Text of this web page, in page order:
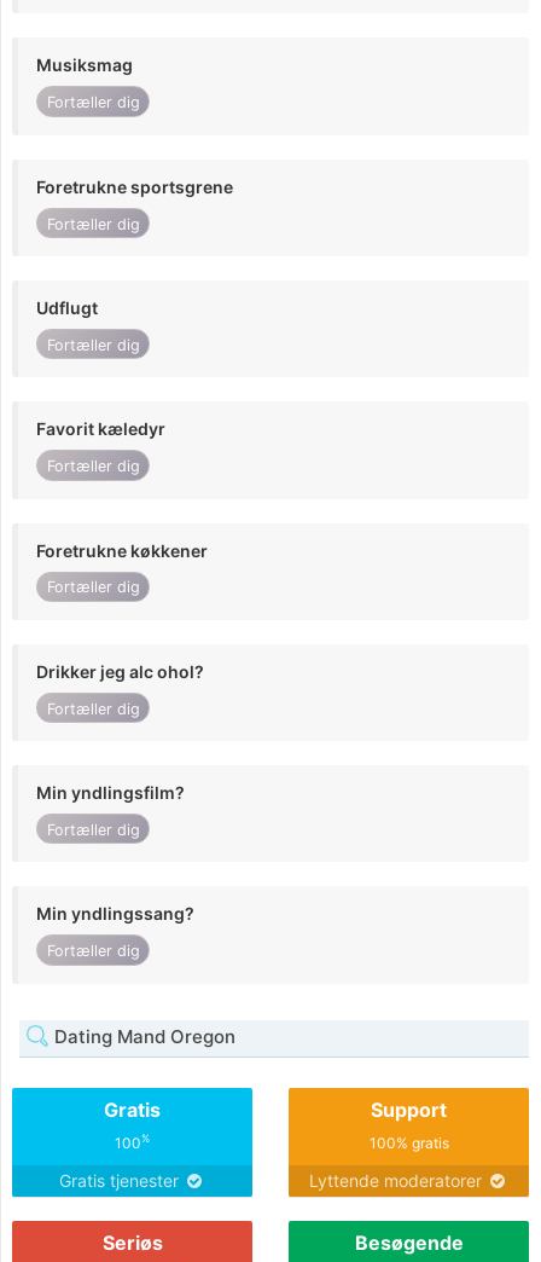
Musiksmag
Fortæller dig
Foretrukne sportsgrene
Fortæller dig
Udflugt
Fortæller dig
Favorit kæledyr
Fortæller dig
Foretrukne køkkener
Fortæller dig
Drikker jeg alc ohol?
Fortæller dig
Min yndlingsfilm?
Fortæller dig
Min yndlingssang?
Fortæller dig
Dating Mand Oregon
Gratis
100%
Gratis tjenester
Support
100% gratis
Lyttende moderatorer
Seriøs Besøgende